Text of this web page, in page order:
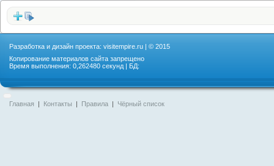
Разработка и дизайн проекта: visitempire.ru | © 2015
Копирование материалов сайта запрещено
Время выполнения: 0,262480 секунд | БД:
Главная | Контакты | Правила | Чёрный список